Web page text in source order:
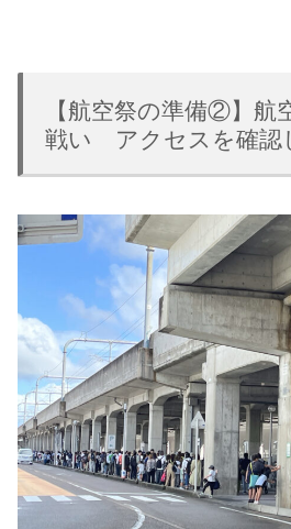
【航空祭の準備②】航
戦い アクセスを確認